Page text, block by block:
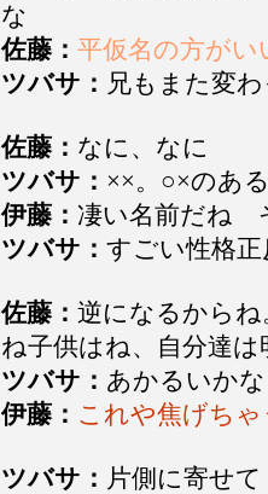
な
佐藤： 平仮名の方が
ツバサ： 兄もまた変
佐藤： なに、なに
ツバサ： ××。○×のあ
伊藤： 凄い名前だね
ツバサ： すごい性格
佐藤： 逆になるから
ね子供はね、自分達
ツバサ： あかるいか
伊藤： これや焦げち
ツバサ： 片側に寄せて